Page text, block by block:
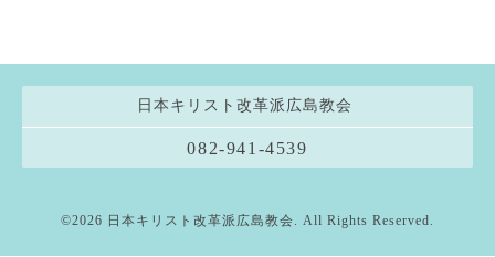
日本キリスト改革派広島教会
082-941-4539
©2026 日本キリスト改革派広島教会. All Rights Reserved.